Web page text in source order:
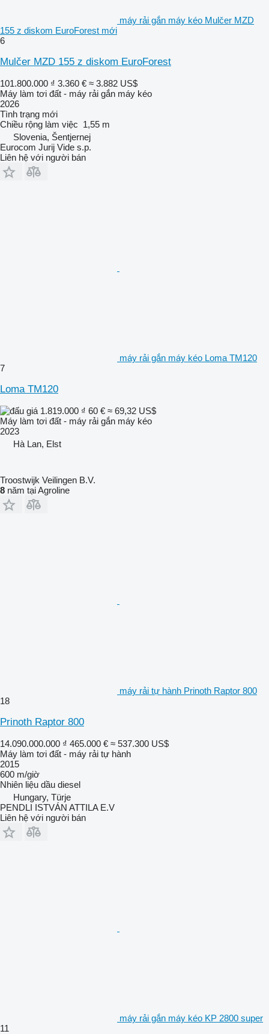
máy rải gắn máy kéo Mulčer MZD
155 z diskom EuroForest mới
6
Mulčer MZD 155 z diskom EuroForest
101.800.000 ₫ 3.360 € ≈ 3.882 US$
Máy làm tơi đất - máy rải gắn máy kéo
2026
Tình trạng mới
Chiều rộng làm việc 1,55 m
Slovenia, Šentjernej
Eurocom Jurij Vide s.p.
Liên hệ với người bán
máy rải gắn máy kéo Loma TM120
7
Loma TM120
1.819.000 ₫ 60 € ≈ 69,32 US$
Máy làm tơi đất - máy rải gắn máy kéo
2023
Hà Lan, Elst
Troostwijk Veilingen B.V.
8 năm tại Agroline
máy rải tự hành Prinoth Raptor 800
18
Prinoth Raptor 800
14.090.000.000 ₫ 465.000 € ≈ 537.300 US$
Máy làm tơi đất - máy rải tự hành
2015
600 m/giờ
Nhiên liệu dầu diesel
Hungary, Türje
PENDLI ISTVÁN ATTILA E.V
Liên hệ với người bán
máy rải gắn máy kéo KP 2800 super
11